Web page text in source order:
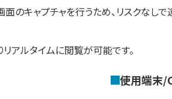
のキャプチャを行うため、リスクなし
アルタイムに閲覧が可能です。
使用端末/